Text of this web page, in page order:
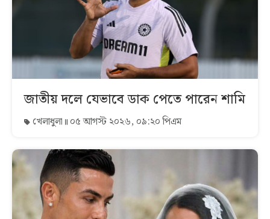
জাতীয় দলে যেভাবে ডাক পেতে পারেন শামি
খেলাধুলা ০৫ আগস্ট ২০২৬, ০৯:২০ পিএম